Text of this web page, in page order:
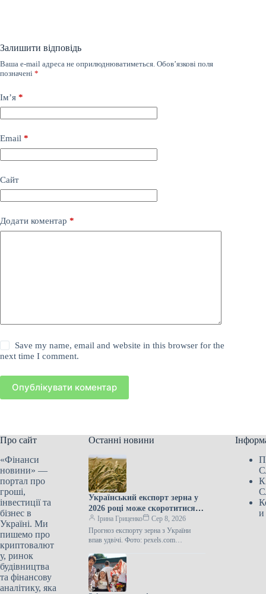
Залишити відповідь
Ваша e-mail адреса не оприлюднюватиметься. Обов’язкові поля
позначені *
Ім’я *
Email *
Сайт
Додати коментар *
Save my name, email and website in this browser for the
next time I comment.
Опублікувати коментар
Про сайт
«Фінанси
новини» —
портал про
гроші,
інвестиції та
бізнес в
Україні. Ми
пишемо про
криптовалют
у, ринок
будівництва
та фінансову
аналітику, яка
Останні новини
Український експорт зерна у
2026 році може скоротитися
наполовину через російські
напади на порти.
Ірина Гриценко
Сер 8, 2026
Прогноз експорту зерна з України
впав удвічі. Фото: pexels.com
України у 2026-27 маркетинговому
році може…
и